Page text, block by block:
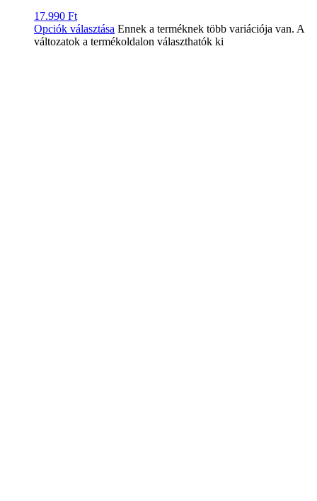
17.990 Ft
Opciók választása Ennek a terméknek több variációja van. A
változatok a termékoldalon választhatók ki